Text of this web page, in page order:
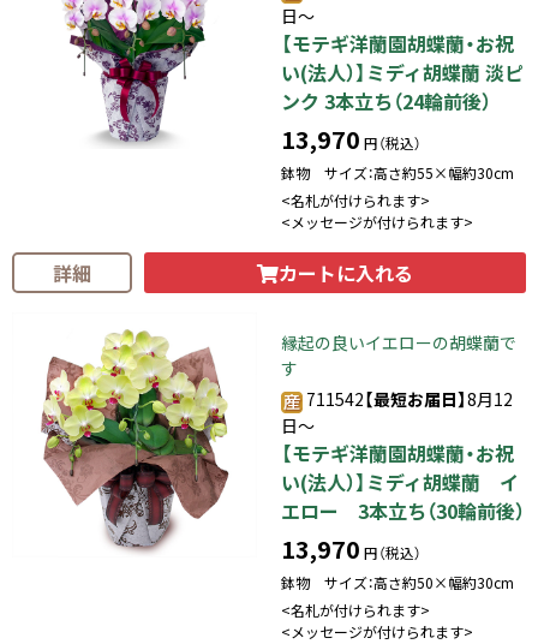
日～
【モテギ洋蘭園胡蝶蘭・お祝
い(法人）】ミディ胡蝶蘭 淡ピ
ンク 3本立ち（24輪前後）
13,970 円（税込）
鉢物 サイズ：高さ約55×幅約30cm
<名札が付けられます>
<メッセージが付けられます>
詳細 カートに入れる
縁起の良いイエローの胡蝶蘭で
す
711542【最短お届日】8月12
日～
【モテギ洋蘭園胡蝶蘭・お祝
い(法人）】ミディ胡蝶蘭 イ
エロー 3本立ち（30輪前後）
13,970 円（税込）
鉢物 サイズ：高さ約50×幅約30cm
<名札が付けられます>
<メッセージが付けられます>